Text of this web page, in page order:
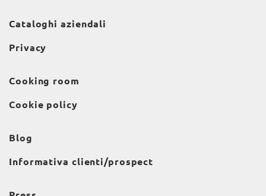
Cataloghi aziendali
Privacy
Cooking room
Cookie policy
Blog
Informativa clienti/prospect